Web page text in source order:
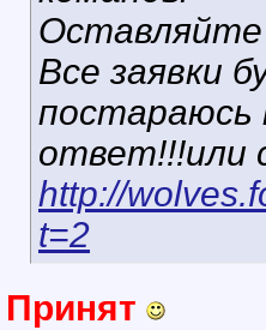
Оставляйте
Все заявки
постараюсь
ответ!!!или
http://
t=2
Принят